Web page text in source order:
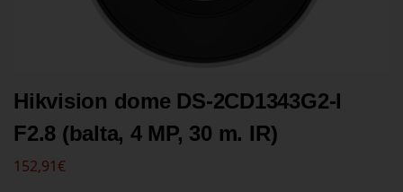
Hikvision dome DS-2CD1343G2-I
F2.8 (balta, 4 MP, 30 m. IR)
152,91€